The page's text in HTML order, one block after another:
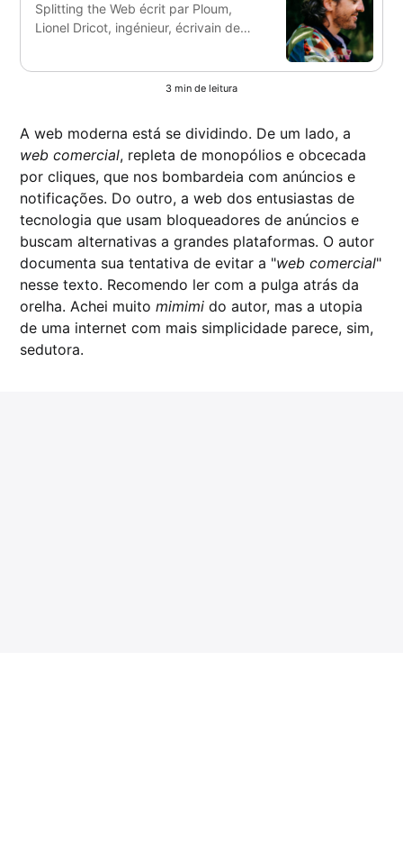
Splitting the Web écrit par Ploum,
Lionel Dricot, ingénieur, écrivain de
3 min de leitura
A web moderna está se dividindo. De um lado, a
web comercial, repleta de monopólios e obcecada
por cliques, que nos bombardeia com anúncios e
notificações. Do outro, a web dos entusiastas de
tecnologia que usam bloqueadores de anúncios e
buscam alternativas a grandes plataformas. O autor
documenta sua tentativa de evitar a "web comercial"
nesse texto. Recomendo ler com a pulga atrás da
orelha. Achei muitomimimi do autor, mas a utopia
de uma internet com mais simplicidade parece, sim,
sedutora.